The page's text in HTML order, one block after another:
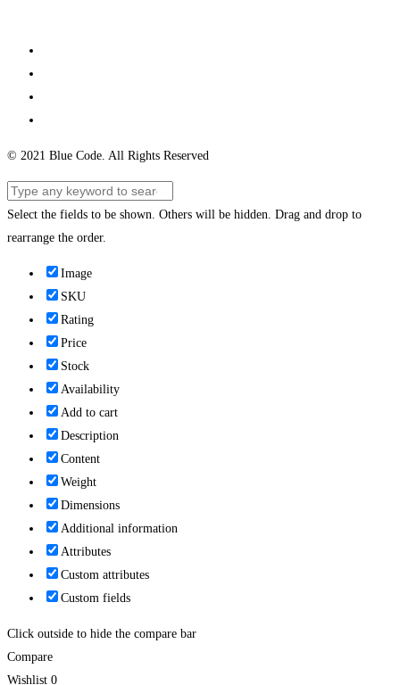
© 2021 Blue Code. All Rights Reserved
Select the fields to be shown. Others will be hidden. Drag and drop to
rearrange the order.
Image
SKU
Rating
Price
Stock
Availability
Add to cart
Description
Content
Weight
Dimensions
Additional information
Attributes
Custom attributes
Custom fields
Click outside to hide the compare bar
Compare
Wishlist 0